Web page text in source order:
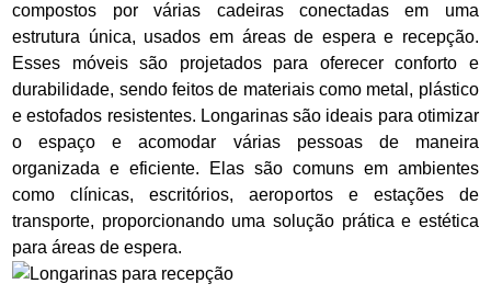
compostos por várias cadeiras conectadas em uma
estrutura única, usados em áreas de espera e recepção.
Esses móveis são projetados para oferecer conforto e
durabilidade, sendo feitos de materiais como metal, plástico
e estofados resistentes. Longarinas são ideais para otimizar
o espaço e acomodar várias pessoas de maneira
organizada e eficiente. Elas são comuns em ambientes
como clínicas, escritórios, aeroportos e estações de
transporte, proporcionando uma solução prática e estética
para áreas de espera.